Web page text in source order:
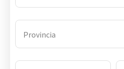
Provincia